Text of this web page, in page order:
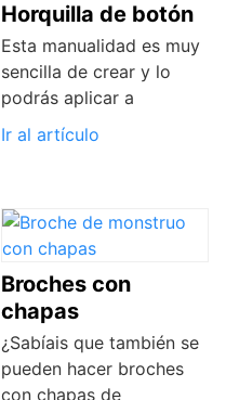
Horquilla de botón
Esta manualidad es muy
sencilla de crear y lo
podrás aplicar a
Ir al artículo
Broches con
chapas
¿Sabíais que también se
pueden hacer broches
con chapas de